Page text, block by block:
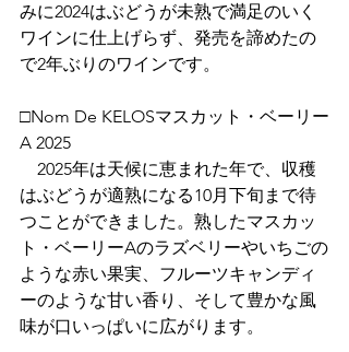
みに2024はぶどうが未熟で満足のいく
ワインに仕上げらず、発売を諦めたの
で2年ぶりのワインです。
□Nom De KELOSマスカット・ベーリー
A 2025
2025年は天候に恵まれた年で、収穫
はぶどうが適熟になる10月下旬まで待
つことができました。熟したマスカッ
ト・ベーリーAのラズベリーやいちごの
ような赤い果実、フルーツキャンディ
ーのような甘い香り、そして豊かな風
味が口いっぱいに広がります。